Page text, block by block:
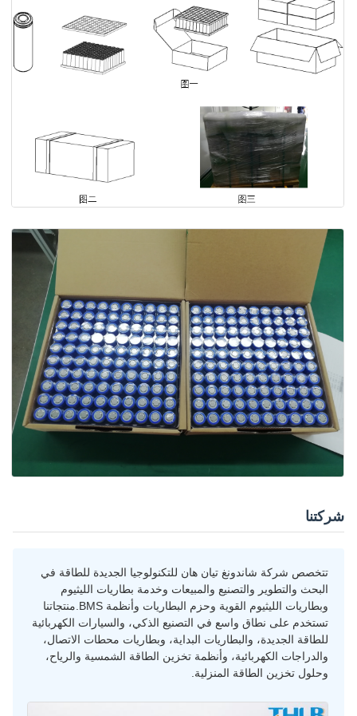
شركتنا
تتخصص شركة شاندونغ تيان هان للتكنولوجيا الجديدة للطاقة في
البحث والتطوير والتصنيع والمبيعات وخدمة بطاريات الليثيوم
وبطاريات الليثيوم القوية وحزم البطاريات وأنظمة BMS.منتجاتنا
تستخدم على نطاق واسع في التصنيع الذكي، والسيارات الكهربائية
للطاقة الجديدة، والبطاريات البداية، وبطاريات محطات الاتصال،
والدراجات الكهربائية، وأنظمة تخزين الطاقة الشمسية والرياح،
وحلول تخزين الطاقة المنزلية.